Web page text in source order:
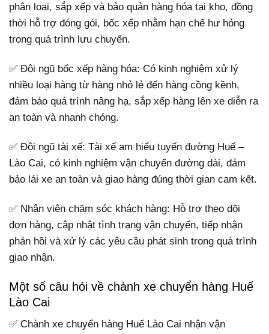
phân loại, sắp xếp và bảo quản hàng hóa tại kho, đồng
thời hỗ trợ đóng gói, bốc xếp nhằm hạn chế hư hỏng
trong quá trình lưu chuyển.
✅ Đội ngũ bốc xếp hàng hóa: Có kinh nghiệm xử lý
nhiều loại hàng từ hàng nhỏ lẻ đến hàng cồng kềnh,
đảm bảo quá trình nâng hạ, sắp xếp hàng lên xe diễn ra
an toàn và nhanh chóng.
✅ Đội ngũ tài xế: Tài xế am hiểu tuyến đường Huế –
Lào Cai, có kinh nghiệm vận chuyển đường dài, đảm
bảo lái xe an toàn và giao hàng đúng thời gian cam kết.
✅ Nhân viên chăm sóc khách hàng: Hỗ trợ theo dõi
đơn hàng, cập nhật tình trạng vận chuyển, tiếp nhận
phản hồi và xử lý các yêu cầu phát sinh trong quá trình
giao nhận.
Một số câu hỏi về chành xe chuyển hàng Huế
Lào Cai
✅ Chành xe chuyển hàng Huế Lào Cai nhận vận